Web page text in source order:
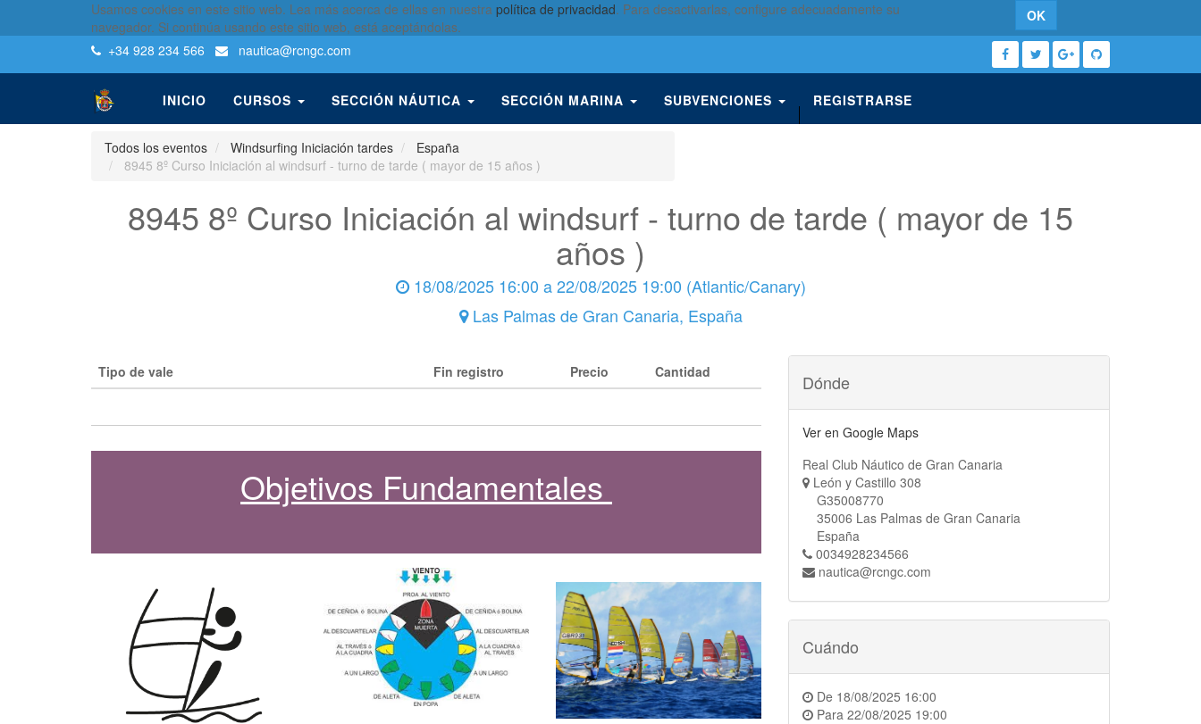
Usamos cookies en este sitio web. Lea más acerca de ellas en nuestra política de privacidad. Para desactivarlas, configure adecuadamente su
navegador. Si continúa usando este sitio web, está aceptándolas.
OK
+34 928 234 566
nautica@rcngc.com
INICIO CURSOS SECCIÓN NÁUTICA SECCIÓN MARINA SUBVENCIONES REGISTRARSE
Todos los eventos Windsurfing Iniciación tardes
España
8945 8º Curso Iniciación al windsurf - turno de tarde ( mayor de 15 años )
8945 8º Curso Iniciación al windsurf - turno de tarde ( mayor de 15
años )
18/08/2025 16:00 a22/08/2025 19:00 (Atlantic/Canary)
Las Palmas de Gran Canaria, España
Tipo de vale Fin registro Precio Cantidad
Objetivos Fundamentales
Dónde
Ver en Google Maps
Real Club Náutico de Gran Canaria
León y Castillo 308
G35008770
35006 Las Palmas de Gran Canaria
España
0034928234566
nautica@rcngc.com
Cuándo
De 18/08/2025 16:00
Para 22/08/2025 19:00